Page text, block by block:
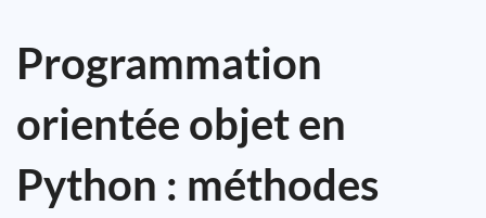
Programmation
orientée objet en
Python : méthodes